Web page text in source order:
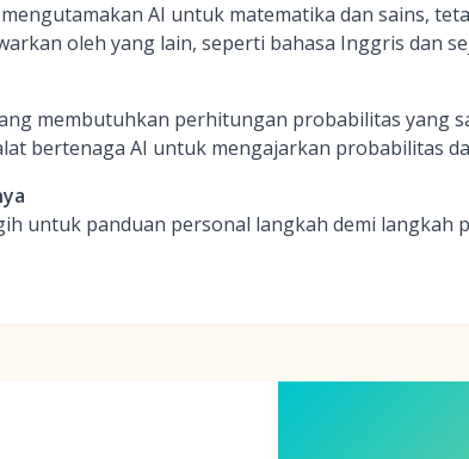
AI untuk matematika dan sains,
oleh yang lain, seperti bahasa Inggris dan
membutuhkan perhitungan probabilitas yang
bertenaga AI untuk mengajarkan probabilitas
untuk panduan personal langkah demi langkah